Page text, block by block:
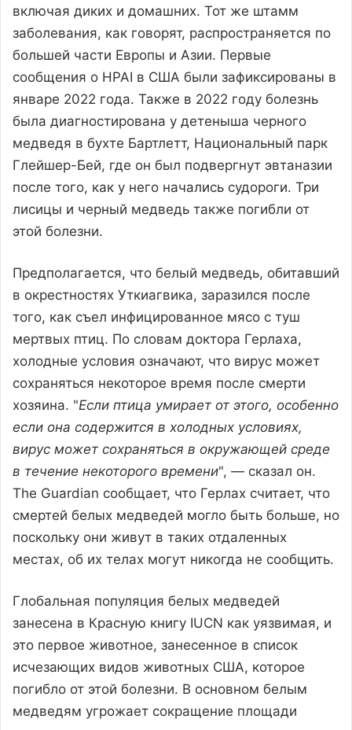
включая диких и домашних. Тот же штамм
заболевания, как говорят, распространяется по
большей части Европы и Азии. Первые
сообщения о HPAI в США были зафиксированы в
январе 2022 года. Также в 2022 году болезнь
была диагностирована у детеныша черного
медведя в бухте Бартлетт, Национальный парк
Глейшер-Бей, где он был подвергнут эвтаназии
после того, как у него начались судороги. Три
лисицы и черный медведь также погибли от
этой болезни.
Предполагается, что белый медведь, обитавший
в окрестностях Уткиагвика, заразился после
того, как съел инфицированное мясо с туш
мертвых птиц. По словам доктора Герлаха,
холодные условия означают, что вирус может
сохраняться некоторое время после смерти
хозяина. "Если птица умирает от этого, особенно
если она содержится в холодных условиях,
вирус может сохраняться в окружающей среде
в течение некоторого времени", — сказал он.
The Guardian сообщает, что Герлах считает, что
смертей белых медведей могло быть больше, но
поскольку они живут в таких отдаленных
местах, об их телах могут никогда не сообщить.
Глобальная популяция белых медведей
занесена в Красную книгу IUCN как уязвимая, и
это первое животное, занесенное в список
исчезающих видов животных США, которое
погибло от этой болезни. В основном белым
медведям угрожает сокращение площади